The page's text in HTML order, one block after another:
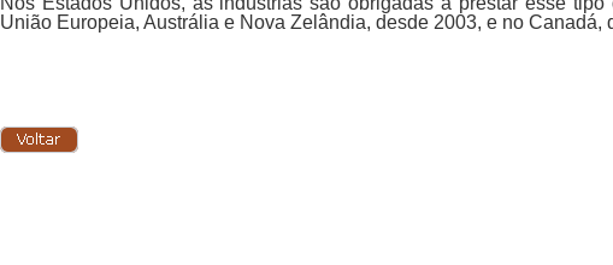
União Europeia, Austrália e Nova Zelândia, desde 2003, e no Canadá,